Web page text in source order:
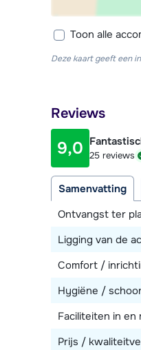
Toon alle
Deze kaart geeft een
Reviews
9,0 25 reviews
Samenvatting
Ontvangst ter
Ligging van de
Comfort /
Hygiëne /
Faciliteiten in en
Prijs /